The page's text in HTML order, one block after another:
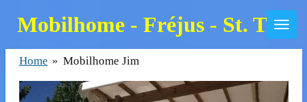
Skip
main
content
Mobilhome - Fréjus - St.
Home » Mobilhome Jim